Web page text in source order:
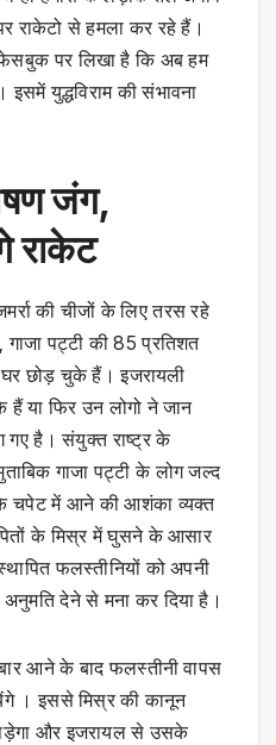
राकेटो से हमला कर रहे हैं।
पर लिखा है कि अब हम
युद्धविराम की संभावना
जंग,
राकेट
की चीजों के लिए तरस रहे
पट्टी की 85 प्रतिशत
छोड़ चुके हैं। इजरायली
हैं या फिर उन लोगो ने जान
गए है। संयुक्त राष्ट्र के
गाजा पट्टी के लोग जल्द
के चपेट में आने की आशंका व्यक्त
के मिस्र में घुसने के आसार
फलस्तीनियों को अपनी
देने से मना कर दिया है।
आने के बाद फलस्तीनी वापस
। इससे मिस्र की कानून
और इजरायल से उसके